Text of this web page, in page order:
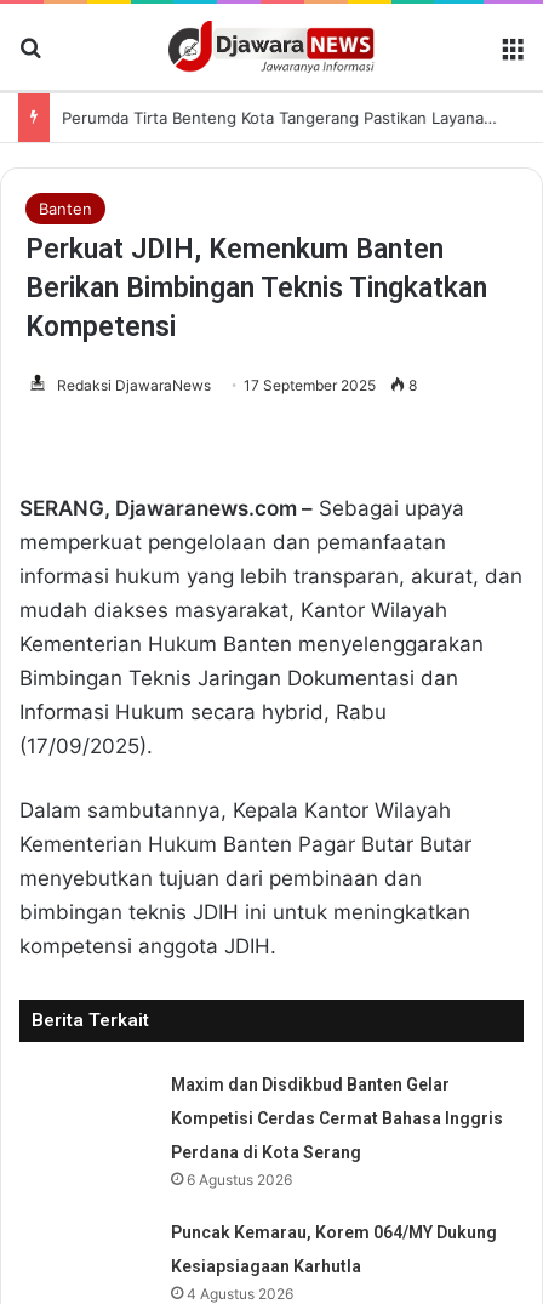
Perumda Tirta Benteng Kota Tangerang Pastikan Layanan Air Bersih Tetap Lancar saat Kemarau
Banten
Perkuat JDIH, Kemenkum Banten
Berikan Bimbingan Teknis Tingkatkan
Kompetensi
Redaksi DjawaraNews 17 September 2025 8
SERANG, Djawaranews.com – Sebagai upaya
memperkuat pengelolaan dan pemanfaatan
informasi hukum yang lebih transparan, akurat, dan
mudah diakses masyarakat, Kantor Wilayah
Kementerian Hukum Banten menyelenggarakan
Bimbingan Teknis Jaringan Dokumentasi dan
Informasi Hukum secara hybrid, Rabu
(17/09/2025).
Dalam sambutannya, Kepala Kantor Wilayah
Kementerian Hukum Banten Pagar Butar Butar
menyebutkan tujuan dari pembinaan dan
bimbingan teknis JDIH ini untuk meningkatkan
kompetensi anggota JDIH.
Berita Terkait
Maxim dan Disdikbud Banten Gelar
Kompetisi Cerdas Cermat Bahasa Inggris
Perdana di Kota Serang
6 Agustus 2026
Puncak Kemarau, Korem 064/MY Dukung
Kesiapsiagaan Karhutla
4 Agustus 2026